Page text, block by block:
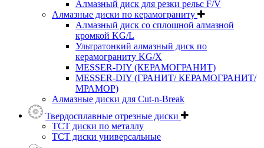
Алмазный диск для резки рельс F/V
Алмазные диски по керамограниту
Алмазный диск со сплошной алмазной
кромкой KG/L
Ультратонкий алмазный диск по
керамограниту KG/X
MESSER-DIY (КЕРАМОГРАНИТ)
MESSER-DIY (ГРАНИТ/ КЕРАМОГРАНИТ/
МРАМОР)
Алмазные диски для Cut-n-Break
Твердосплавные отрезные диски
ТСТ диски по металлу
ТСТ диски универсальные